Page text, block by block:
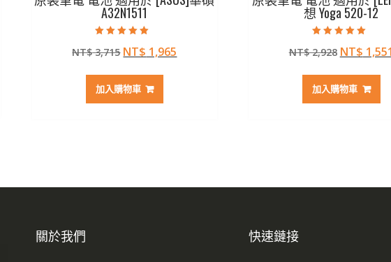
A32N1511
5.00
滿分 5
NT$3,715 原
價
格：
NT$ 1,965
加入購物車
想 Yoga 520-12
5.00
滿分 5
NT$2,928 原
價
格：
NT$
加入購物車
關於我們 快速鏈接